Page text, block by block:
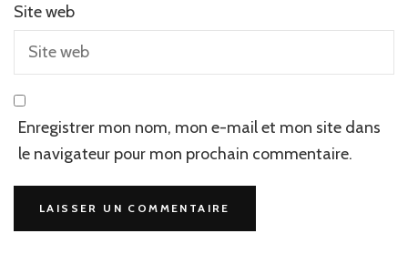
Site web
Enregistrer mon nom, mon e-mail et mon site dans
le navigateur pour mon prochain commentaire.